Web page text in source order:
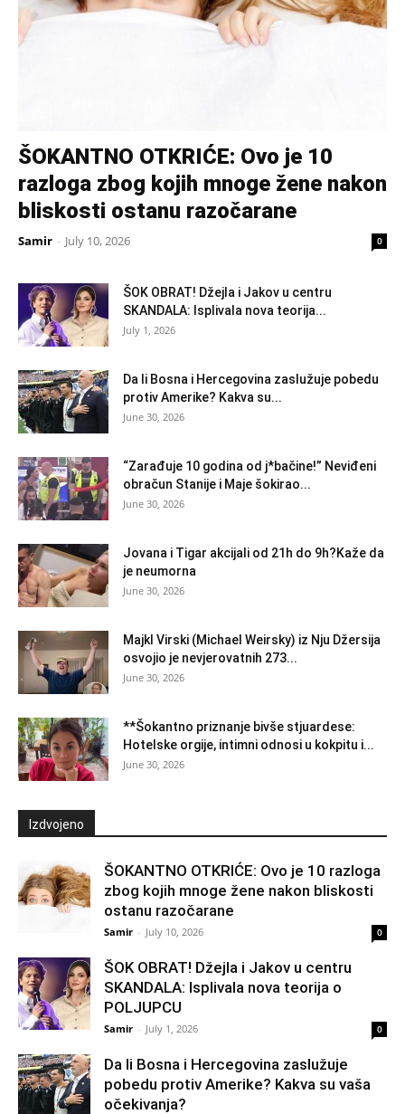
ŠOKANTNO OTKRIĆE: Ovo je 10
razloga zbog kojih mnoge žene nakon
bliskosti ostanu razočarane
Samir - July 10, 2026 0
ŠOK OBRAT! Džejla i Jakov u centru
SKANDALA: Isplivala nova teorija...
July 1, 2026
Da li Bosna i Hercegovina zaslužuje pobedu
protiv Amerike? Kakva su...
June 30, 2026
“Zarađuje 10 godina od j*bačine!” Neviđeni
obračun Stanije i Maje šokirao...
June 30, 2026
Jovana i Tigar akcijali od 21h do 9h?Kaže da
je neumorna
June 30, 2026
Majkl Virski (Michael Weirsky) iz Nju Džersija
osvojio je nevjerovatnih 273...
June 30, 2026
**Šokantno priznanje bivše stjuardese:
Hotelske orgije, intimni odnosi u kokpitu i...
June 30, 2026
Izdvojeno
ŠOKANTNO OTKRIĆE: Ovo je 10 razloga
zbog kojih mnoge žene nakon bliskosti
ostanu razočarane
Samir - July 10, 2026 0
ŠOK OBRAT! Džejla i Jakov u centru
SKANDALA: Isplivala nova teorija o
POLJUPCU
Samir - July 1, 2026 0
Da li Bosna i Hercegovina zaslužuje
pobedu protiv Amerike? Kakva su vaša
očekivanja?